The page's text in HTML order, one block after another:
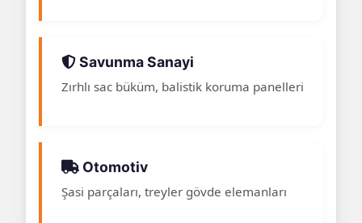
Savunma Sanayi
Zırhlı sac büküm, balistik koruma panelleri
Otomotiv
Şasi parçaları, treyler gövde elemanları